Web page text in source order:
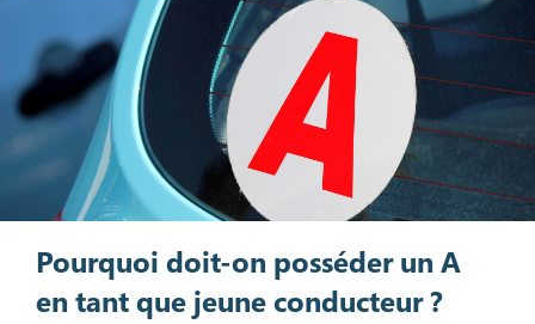
Pourquoi doit-on posséder un A
en tant que jeune conducteur ?